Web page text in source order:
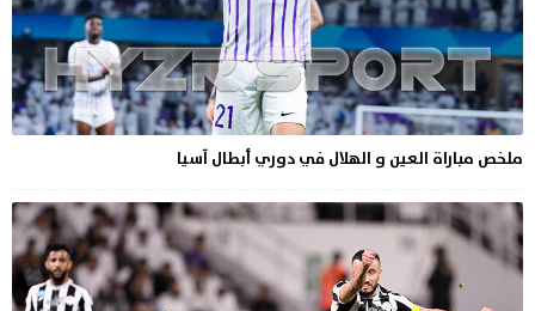
ملخص مباراة العين و الهلال في دوري أبطال آسيا